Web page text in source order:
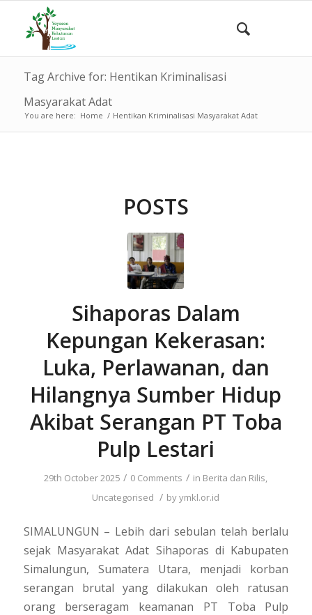
Tag Archive for: Hentikan Kriminalisasi
Masyarakat Adat
You are here: Home / Hentikan Kriminalisasi Masyarakat Adat
POSTS
Sihaporas Dalam
Kepungan Kekerasan:
Luka, Perlawanan, dan
Hilangnya Sumber Hidup
Akibat Serangan PT Toba
Pulp Lestari
29th October 2025 / 0 Comments / in Berita dan Rilis,
Uncategorised / byymkl.or.id
SIMALUNGUN – Lebih dari sebulan telah berlalu
sejak Masyarakat Adat Sihaporas di Kabupaten
Simalungun, Sumatera Utara, menjadi korban
serangan brutal yang dilakukan oleh ratusan
orang berseragam keamanan PT Toba Pulp